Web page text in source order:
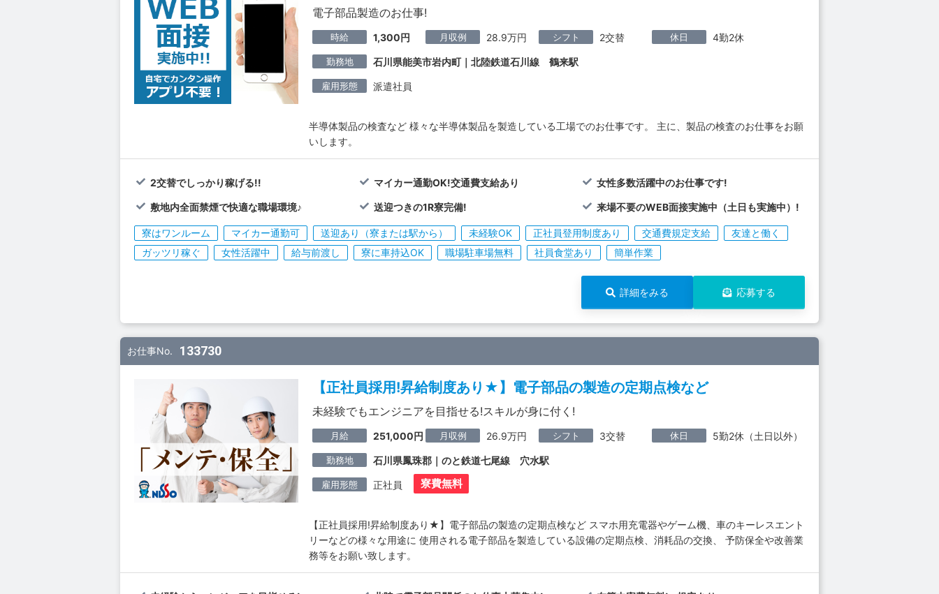
電子部品製造のお仕事!
時給 1,300円 月収例 28.9万円 シフト 2交替 休日 4勤2休
勤務地 石川県能美市岩内町｜北陸鉄道石川線 鶴来駅
雇用形態 派遣社員
半導体製品の検査など 様々な半導体製品を製造している工場でのお仕事です。 主に、製品の検査のお仕事をお願
いします。
2交替でしっかり稼げる!! マイカー通勤OK!交通費支給あり 女性多数活躍中のお仕事です!
敷地内全面禁煙で快適な職場環境♪ 送迎つきの1R寮完備! 来場不要のWEB面接実施中（土日も実施中）!
寮はワンルーム マイカー通勤可 送迎あり（寮または駅から） 未経験OK 正社員登用制度あり 交通費規定支給
友達と働く
ガッツリ稼ぐ
女性活躍中 給与前渡し 寮に車持込OK 職場駐車場無料 社員食堂あり 簡単作業
詳細をみる 応募する
お仕事No. 133730
【正社員採用!昇給制度あり★】電子部品の製造の定期点検など
未経験でもエンジニアを目指せる!スキルが身に付く!
月給 251,000円 月収例 26.9万円 シフト 3交替 休日 5勤2休（土日以外）
勤務地 石川県鳳珠郡｜のと鉄道七尾線 穴水駅
雇用形態 正社員 寮費無料
【正社員採用!昇給制度あり★】電子部品の製造の定期点検など スマホ用充電器やゲーム機、車のキーレスエント
リーなどの様々な用途に 使用される電子部品を製造している設備の定期点検、消耗品の交換、 予防保全や改善業
務等をお願い致します。